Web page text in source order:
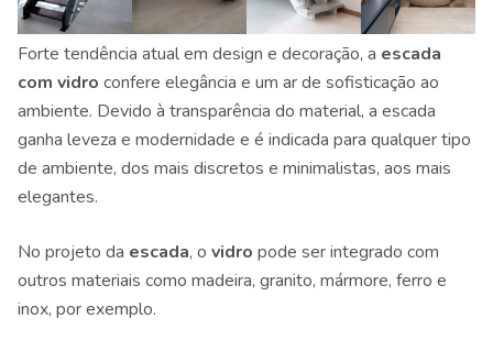
Forte tendência atual em design e decoração, a escada
com vidro confere elegância e um ar de sofisticação ao
ambiente. Devido à transparência do material, a escada
ganha leveza e modernidade e é indicada para qualquer tipo
de ambiente, dos mais discretos e minimalistas, aos mais
elegantes.
No projeto da escada, o vidro pode ser integrado com
outros materiais como madeira, granito, mármore, ferro e
inox, por exemplo.